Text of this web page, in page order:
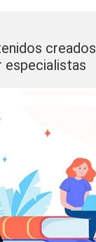
creados
especialistas